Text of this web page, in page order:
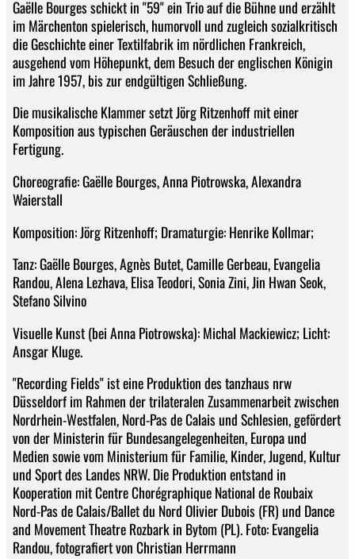
Gaëlle Bourges schickt in "59" ein Trio auf die Bühne und erzählt
im Märchenton spielerisch, humorvoll und zugleich sozialkritisch
die Geschichte einer Textilfabrik im nördlichen Frankreich,
ausgehend vom Höhepunkt, dem Besuch der englischen Königin
im Jahre 1957, bis zur endgültigen Schließung.
Die musikalische Klammer setzt Jörg Ritzenhoff mit einer
Komposition aus typischen Geräuschen der industriellen
Fertigung.
Choreografie: Gaëlle Bourges, Anna Piotrowska, Alexandra
Waierstall
Komposition: Jörg Ritzenhoff; Dramaturgie: Henrike Kollmar;
Tanz: Gaëlle Bourges, Agnès Butet, Camille Gerbeau, Evangelia
Randou, Alena Lezhava, Elisa Teodori, Sonia Zini, Jin Hwan Seok,
Stefano Silvino
Visuelle Kunst (bei Anna Piotrowska): Michal Mackiewicz; Licht:
Ansgar Kluge.
"Recording Fields" ist eine Produktion des tanzhaus nrw
Düsseldorf im Rahmen der trilateralen Zusammenarbeit zwischen
Nordrhein-Westfalen, Nord-Pas de Calais und Schlesien, gefördert
von der Ministerin für Bundesangelegenheiten, Europa und
Medien sowie vom Ministerium für Familie, Kinder, Jugend, Kultur
und Sport des Landes NRW. Die Produktion entstand in
Kooperation mit Centre Chorégraphique National de Roubaix
Nord-Pas de Calais/Ballet du Nord Olivier Dubois (FR) und Dance
and Movement Theatre Rozbark in Bytom (PL). Foto: Evangelia
Randou, fotografiert von Christian Herrmann